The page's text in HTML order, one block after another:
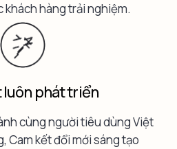
khách hàng trải nghiệm.
luôn phát triển
cùng người tiêu dùng Việt
Cam kết đổi mới sáng tạo